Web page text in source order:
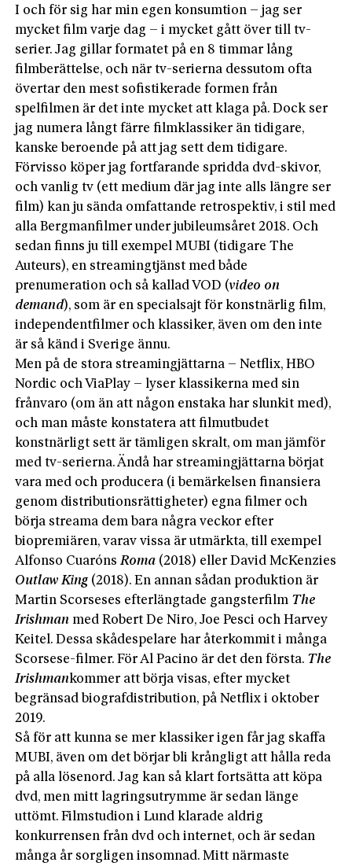
I och för sig har min egen konsumtion – jag ser
mycket film varje dag – i mycket gått över till tv-
serier. Jag gillar formatet på en 8 timmar lång
filmberättelse, och när tv-serierna dessutom ofta
övertar den mest sofistikerade formen från
spelfilmen är det inte mycket att klaga på. Dock ser
jag numera långt färre filmklassiker än tidigare,
kanske beroende på att jag sett dem tidigare.
Förvisso köper jag fortfarande spridda dvd-skivor,
och vanlig tv (ett medium där jag inte alls längre ser
film) kan ju sända omfattande retrospektiv, i stil med
alla Bergmanfilmer under jubileumsåret 2018. Och
sedan finns ju till exempel MUBI (tidigare The
Auteurs), en streamingtjänst med både
prenumeration och så kallad VOD (video on
demand), som är en specialsajt för konstnärlig film,
independentfilmer och klassiker, även om den inte
är så känd i Sverige ännu.
Men på de stora streamingjättarna – Netflix, HBO
Nordic och ViaPlay – lyser klassikerna med sin
frånvaro (om än att någon enstaka har slunkit med),
och man måste konstatera att filmutbudet
konstnärligt sett är tämligen skralt, om man jämför
med tv-serierna. Ändå har streamingjättarna börjat
vara med och producera (i bemärkelsen finansiera
genom distributionsrättigheter) egna filmer och
börja streama dem bara några veckor efter
biopremiären, varav vissa är utmärkta, till exempel
Alfonso CuarónsRoma (2018) eller David McKenzies
Outlaw King (2018). En annan sådan produktion är
Martin Scorseses efterlängtade gangsterfilm The
Irishman med Robert De Niro, Joe Pesci och Harvey
Keitel. Dessa skådespelare har återkommit i många
Scorsese-filmer. För Al Pacino är det den första. The
Irishmankommer att börja visas, efter mycket
begränsad biografdistribution, på Netflix i oktober
2019.
Så för att kunna se mer klassiker igen får jag skaffa
MUBI, även om det börjar bli krångligt att hålla reda
på alla lösenord. Jag kan så klart fortsätta att köpa
dvd, men mitt lagringsutrymme är sedan länge
uttömt. Filmstudion i Lund klarade aldrig
konkurrensen från dvd och internet, och är sedan
många år sorgligen insomnad. Mitt närmaste